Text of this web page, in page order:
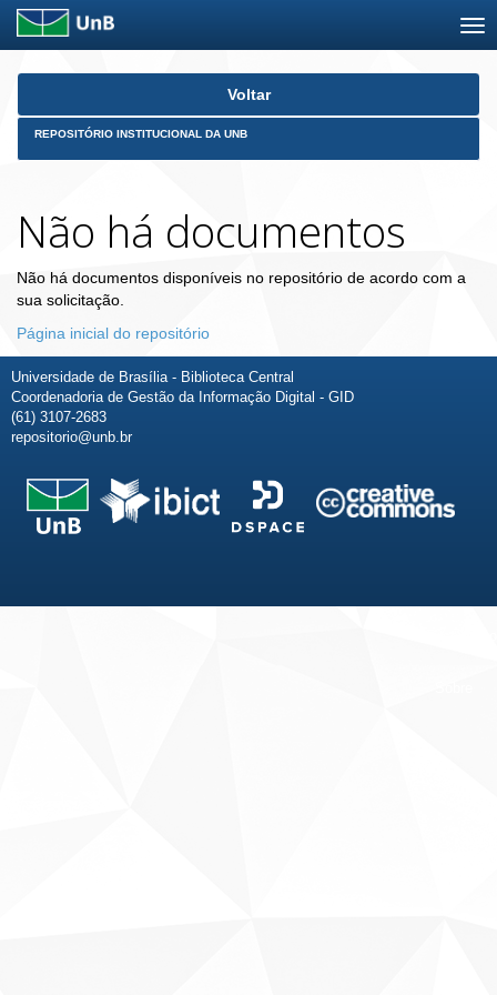
Skip
Voltar
REPOSITÓRIO INSTITUCIONAL DA UNB
Não há documentos
Não há documentos disponíveis no repositório de acordo com a
sua solicitação.
Página inicial do repositório
Universidade de Brasília - Biblioteca Central
Coordenadoria de Gestão da Informação Digital - GID
(61) 3107-2683
repositorio@unb.br